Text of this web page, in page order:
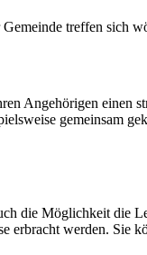
Gemeinde treffen sich
Angehörigen einen
gemeinsam
die Möglichkeit die
erbracht werden. Sie